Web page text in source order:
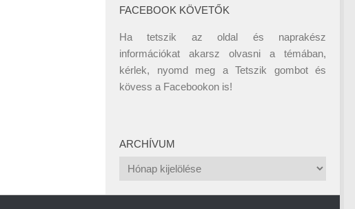
FACEBOOK KÖVETŐK
Ha tetszik az oldal és naprakész
információkat akarsz olvasni a témában,
kérlek, nyomd meg a Tetszik gombot és
kövess a Facebookon is!
ARCHÍVUM
Archívum